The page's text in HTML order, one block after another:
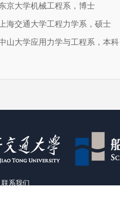
京大学机械工程系，博士
海交通大学工程力学系，硕士
山大学应用力学与工程系，本科
联系我们